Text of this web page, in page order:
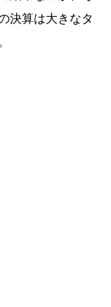
決算は大きなタ